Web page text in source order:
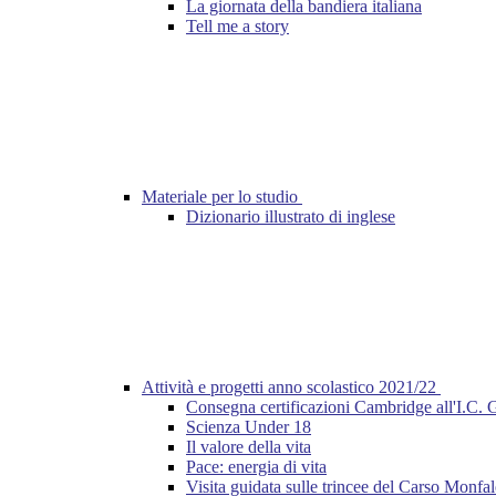
La giornata della bandiera italiana
Tell me a story
Materiale per lo studio
Dizionario illustrato di inglese
Attività e progetti anno scolastico 2021/22
Consegna certificazioni Cambridge all'I.C.
Scienza Under 18
Il valore della vita
Pace: energia di vita
Visita guidata sulle trincee del Carso